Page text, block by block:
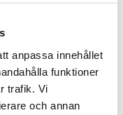
anpassa innehållet
funktioner
trafik. Vi
och annan